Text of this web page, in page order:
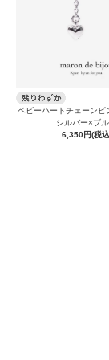
ベビーハートチェーンピ
シルバー×ブ
6,350円(税